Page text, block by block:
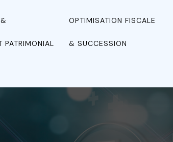
PATRIMONIAL
OPTIMISATION FISCALE
& SUCCESSION